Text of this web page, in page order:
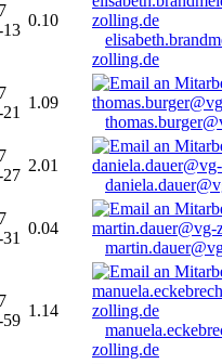
13
0.10
zolling.de
1.09
27
2.01
0.04
59
1.14
zolling.de